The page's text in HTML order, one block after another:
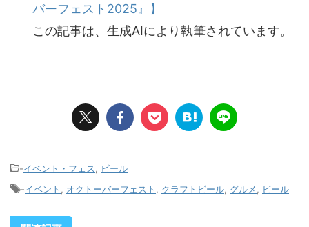
バーフェスト2025』】
この記事は、生成AIにより執筆されています。
-イベント・フェス
ビール
-イベント オクトーバーフェスト クラフトビール グルメ ビール